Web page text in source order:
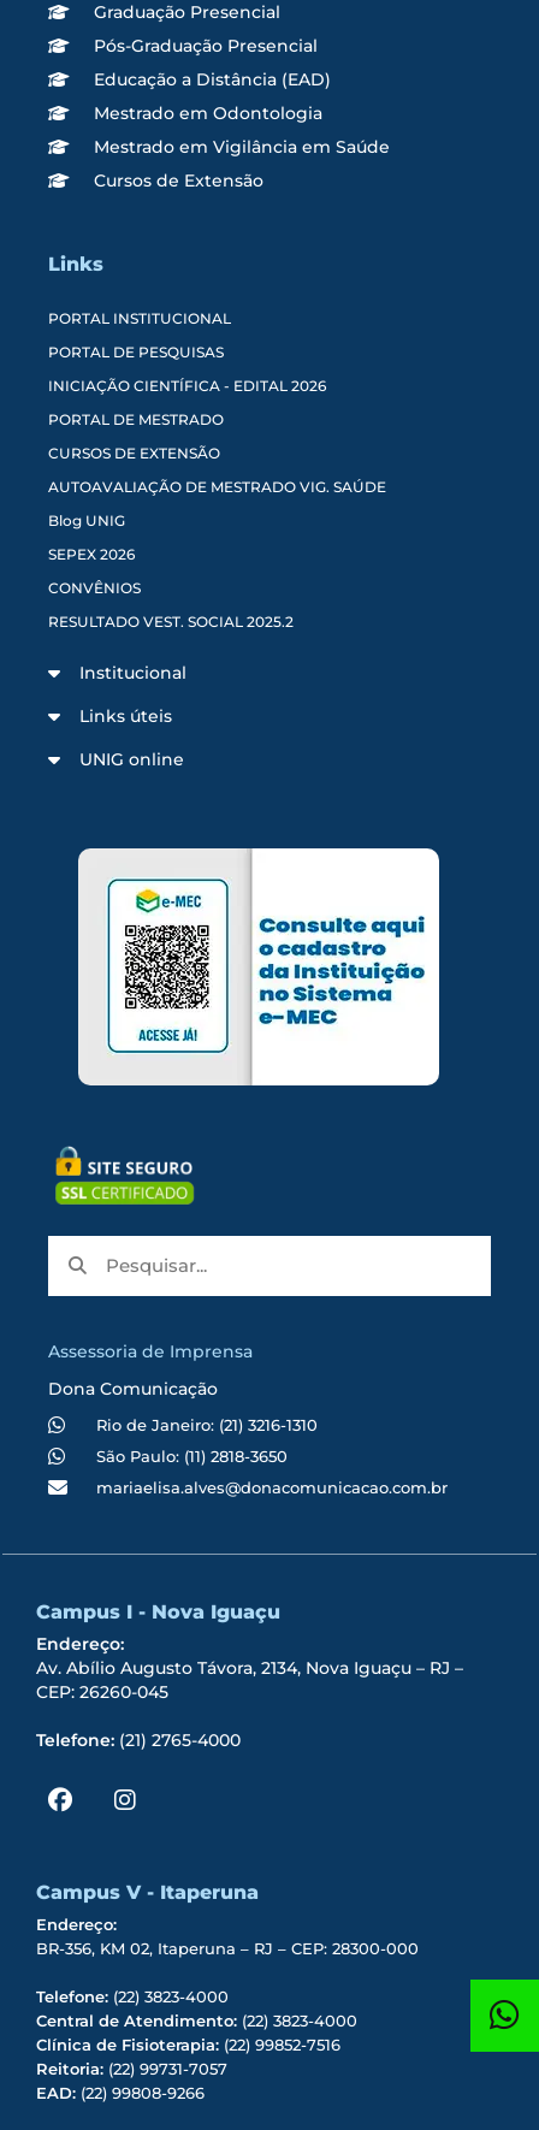
Graduação Presencial
Pós-Graduação Presencial
Educação a Distância (EAD)
Mestrado em Odontologia
Mestrado em Vigilância em Saúde
Cursos de Extensão
Links
PORTAL INSTITUCIONAL
PORTAL DE PESQUISAS
INICIAÇÃO CIENTÍFICA - EDITAL 2026
PORTAL DE MESTRADO
CURSOS DE EXTENSÃO
AUTOAVALIAÇÃO DE MESTRADO VIG. SAÚDE
Blog UNIG
SEPEX 2026
CONVÊNIOS
RESULTADO VEST. SOCIAL 2025.2
Institucional
Links úteis
UNIG online
Assessoria de Imprensa
Dona Comunicação
Rio de Janeiro: (21) 3216-1310
São Paulo: (11) 2818-3650
mariaelisa.alves@donacomunicacao.com.br
Campus I - Nova Iguaçu
Endereço:
Av. Abílio Augusto Távora, 2134, Nova Iguaçu – RJ –
CEP: 26260-045
Telefone: (21) 2765-4000
Campus V - Itaperuna
Endereço:
BR-356, KM 02, Itaperuna – RJ – CEP: 28300-000
Telefone: (22) 3823-4000
Central de Atendimento: (22) 3823-4000
Clínica de Fisioterapia: (22) 99852-7516
Reitoria: (22) 99731-7057
EAD: (22) 99808-9266